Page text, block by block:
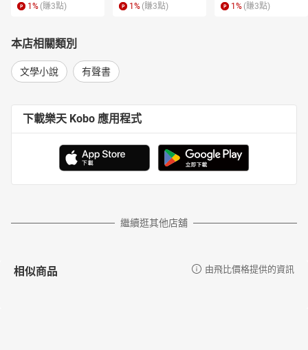
1 % (賺3點) 1 % (賺3點) 1 % (賺3點)
本店相關類別
文學小說 有聲書
下載樂天 Kobo 應用程式
繼續逛其他店舖
相似商品 由飛比價格提供的資訊